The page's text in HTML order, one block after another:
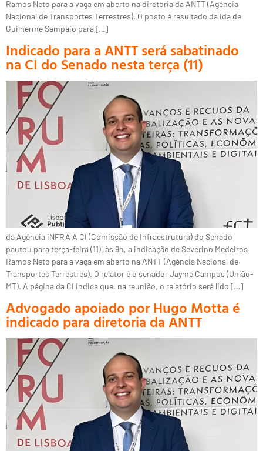
Ramos Neto para a vaga em aberto na diretoria da ANTT (Agência
Nacional de Transportes Terrestres). O posto é resultado da ida de
Guilherme Sampaio para […]
Indicado para a ANTT será sabatinado
na CI do Senado nesta terça (11)
da Agência iNFRA A CI (Comissão de Infraestrutura) do Senado
pautou para terça-feira (11), às 9h, a indicação de Severino Medeiros
Ramos Neto para a vaga em aberto na ANTT (Agência Nacional de
Transportes Terrestres). O relator é o senador Jayme Campos (União-
MT). A página da CI indica que, na reunião, o relatório será lido […]
Advogado apoiado por Hugo Motta é
indicado para diretoria da ANTT